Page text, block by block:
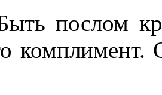
послом
комплимент.